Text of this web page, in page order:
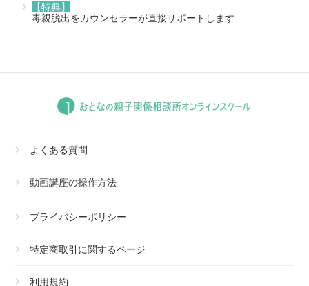
【特典】
毒親脱出をカウンセラーが直接サポートします
よくある質問
動画講座の操作方法
プライバシーポリシー
特定商取引に関するページ
利用規約